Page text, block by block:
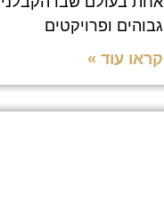
גבוהים ופרויקטים
קראו עוד »